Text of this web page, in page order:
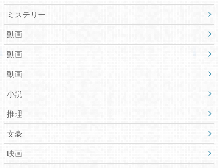
ミステリー
動画
動画
動画
小説
推理
文豪
映画